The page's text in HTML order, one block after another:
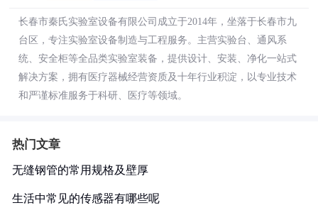
长春市秦氏实验室设备有限公司成立于2014年，坐落于长春市九
台区，专注实验室设备制造与工程服务。主营实验台、通风系
统、安全柜等全品类实验室装备，提供设计、安装、净化一站式
解决方案，拥有医疗器械经营资质及十年行业积淀，以专业技术
和严谨标准服务于科研、医疗等领域。
热门文章
无缝钢管的常用规格及壁厚
生活中常见的传感器有哪些呢